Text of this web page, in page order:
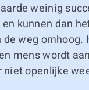
weinig
kunnen dan
weg
mens wordt
openlijke